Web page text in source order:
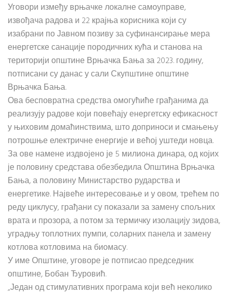
Уговори између врњачке локалне самоуправе,
извођача радова и 22 крајња корисника који су
изабрани по Јавном позиву за суфинансирање мера
енергетске санације породичних кућа и станова на
територији општине Врњачка Бања за 2023. годину,
потписани су данас у сали Скупштине општине
Врњачка Бања.
Ова бесповратна средства омогућиће грађанима да
реализују радове који повећају енергетску ефикасност
у њиховим домаћинствима, што доприноси и смањењу
потрошње електричне енергије и већој уштеди новца.
За ове намене издвојено је 5 милиона динара, од којих
је половину средстава обезбедила Општина Врњачка
Бања, а половину Министарство рударства и
енергетике. Највеће интересовање и у овом, трећем по
реду циклусу, грађани су показали за замену спољних
врата и прозора, а потом за термичку изолацију зидова,
уградњу топлотних пумпи, соларних панела и замену
котлова котловима на биомасу.
У име Општине, уговоре је потписао председник
општине, Бобан Ђуровић.
„Један од стимулативних програма који већ неколико